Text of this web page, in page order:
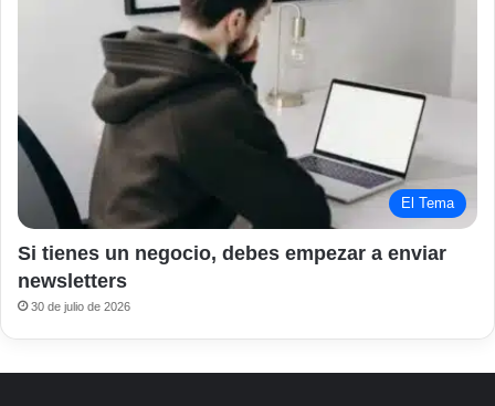
El Tema
Si tienes un negocio, debes empezar a enviar
newsletters
30 de julio de 2026